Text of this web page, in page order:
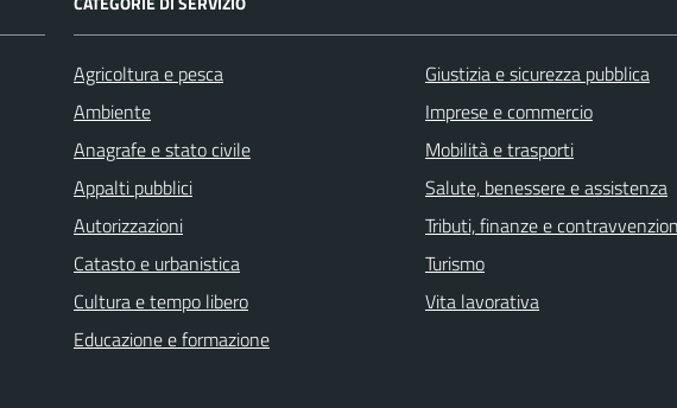
Agricoltura e pesca
Ambiente
Anagrafe e stato civile
Appalti pubblici
Autorizzazioni
Catasto e urbanistica
Cultura e tempo libero
Educazione e formazione
Giustizia e sicurezza pubblica
Imprese e commercio
Mobilità e trasporti
Salute, benessere e assistenza
Tributi, finanze e
Turismo
Vita lavorativa